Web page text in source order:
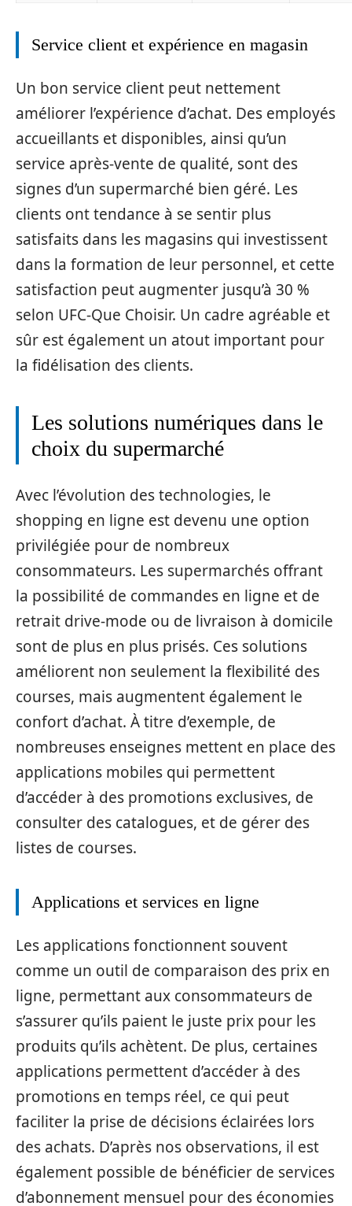
Service client et expérience en magasin
Un bon service client peut nettement
améliorer l’expérience d’achat. Des employés
accueillants et disponibles, ainsi qu’un
service après-vente de qualité, sont des
signes d’un supermarché bien géré. Les
clients ont tendance à se sentir plus
satisfaits dans les magasins qui investissent
dans la formation de leur personnel, et cette
satisfaction peut augmenter jusqu’à 30 %
selon UFC-Que Choisir. Un cadre agréable et
sûr est également un atout important pour
la fidélisation des clients.
Les solutions numériques dans le
choix du supermarché
Avec l’évolution des technologies, le
shopping en ligne est devenu une option
privilégiée pour de nombreux
consommateurs. Les supermarchés offrant
la possibilité de commandes en ligne et de
retrait drive-mode ou de livraison à domicile
sont de plus en plus prisés. Ces solutions
améliorent non seulement la flexibilité des
courses, mais augmentent également le
confort d’achat. À titre d’exemple, de
nombreuses enseignes mettent en place des
applications mobiles qui permettent
d’accéder à des promotions exclusives, de
consulter des catalogues, et de gérer des
listes de courses.
Applications et services en ligne
Les applications fonctionnent souvent
comme un outil de comparaison des prix en
ligne, permettant aux consommateurs de
s’assurer qu’ils paient le juste prix pour les
produits qu’ils achètent. De plus, certaines
applications permettent d’accéder à des
promotions en temps réel, ce qui peut
faciliter la prise de décisions éclairées lors
des achats. D’après nos observations, il est
également possible de bénéficier de services
d’abonnement mensuel pour des économies